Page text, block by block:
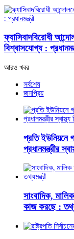
ফ্যাসিবাদবিরোধী
বিশ্বাসযোগ্য :
আরও খবর
সর্বশেষ
জনপ্রিয়
প্রতি ইউনিয়নে
প্রধানমন্ত্রীর
সাংবাদিক,
কাজ করছে :